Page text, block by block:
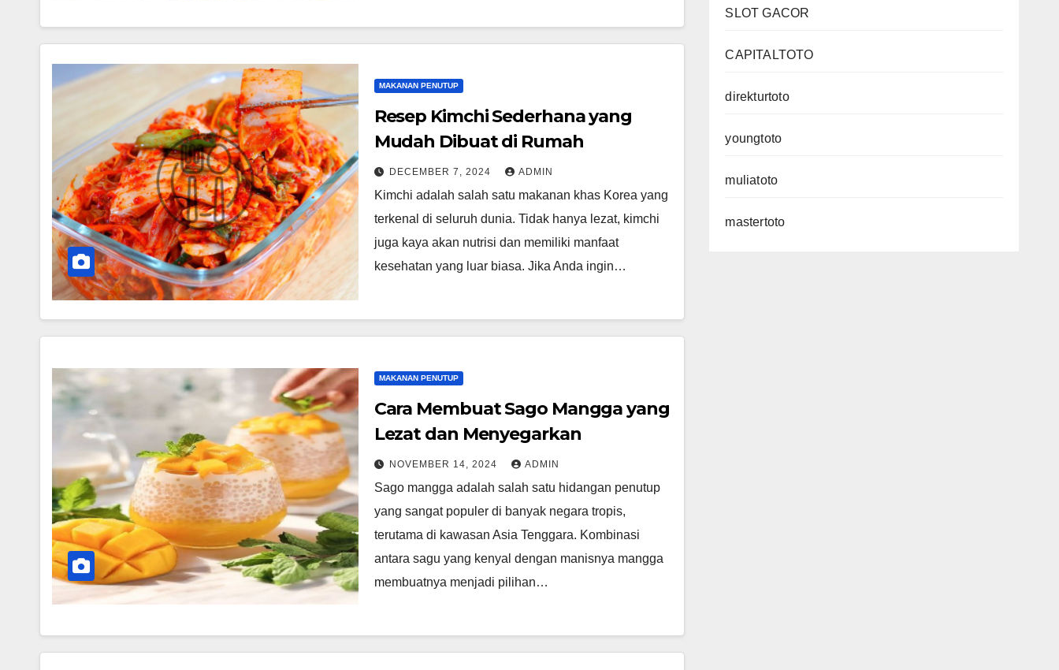
MAKANAN PENUTUP
Resep Kimchi Sederhana yang
Mudah Dibuat di Rumah
DECEMBER 7, 2024 ADMIN
Kimchi adalah salah satu makanan khas Korea yang
terkenal di seluruh dunia. Tidak hanya lezat, kimchi
juga kaya akan nutrisi dan memiliki manfaat
kesehatan yang luar biasa. Jika Anda ingin…
MAKANAN PENUTUP
Cara Membuat Sago Mangga yang
Lezat dan Menyegarkan
NOVEMBER 14, 2024 ADMIN
Sago mangga adalah salah satu hidangan penutup
yang sangat populer di banyak negara tropis,
terutama di kawasan Asia Tenggara. Kombinasi
antara sagu yang kenyal dengan manisnya mangga
membuatnya menjadi pilihan…
SLOT GACOR
CAPITALTOTO
direkturtoto
youngtoto
muliatoto
mastertoto